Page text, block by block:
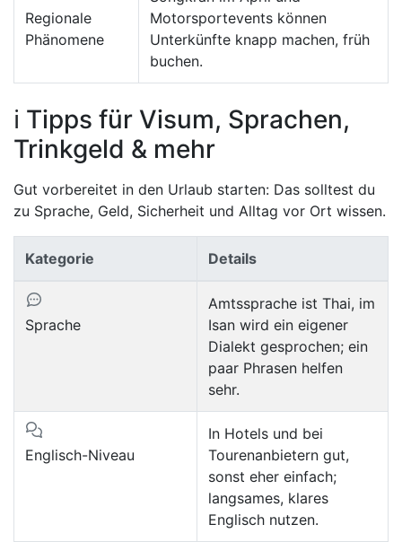
Regionale
Phänomene
Motorsportevents können
Unterkünfte knapp machen, früh
buchen.
ℹ️ Tipps für Visum, Sprachen,
Trinkgeld & mehr
Gut vorbereitet in den Urlaub starten: Das solltest du
zu Sprache, Geld, Sicherheit und Alltag vor Ort wissen.
Kategorie Details
Sprache
Amtssprache ist Thai, im
Isan wird ein eigener
Dialekt gesprochen; ein
paar Phrasen helfen
sehr.
Englisch-Niveau
In Hotels und bei
Tourenanbietern gut,
sonst eher einfach;
langsames, klares
Englisch nutzen.